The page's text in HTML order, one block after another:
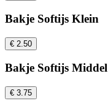
Bakje Softijs Klein
€ 2.50
Bakje Softijs Middel
€ 3.75